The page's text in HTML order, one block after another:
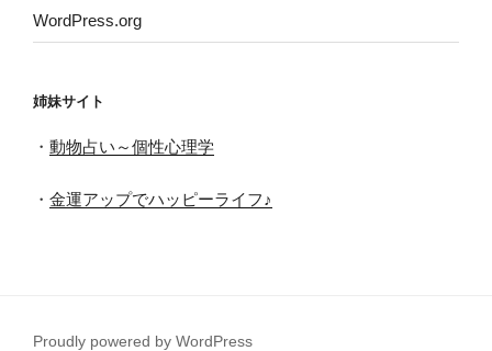
WordPress.org
姉妹サイト
・ 動物占い～個性心理学
・ 金運アップでハッピーライフ♪
Proudly powered by WordPress